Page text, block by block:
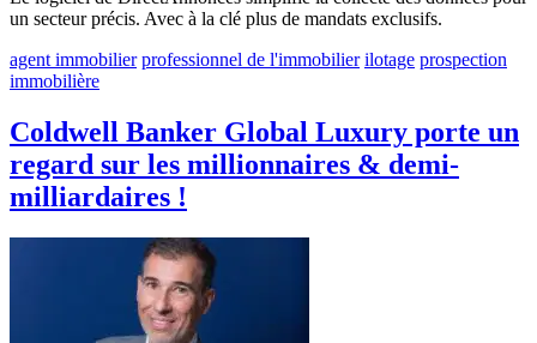
un secteur précis. Avec à la clé plus de mandats exclusifs.
agent immobilier professionnel de l'immobilier ilotage prospection
immobilière
Coldwell Banker Global Luxury porte un
regard sur les millionnaires & demi-
milliardaires !